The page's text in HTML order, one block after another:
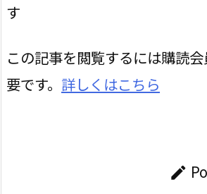
す
この記事を閲覧するには購読
要です。 詳しくはこちら
